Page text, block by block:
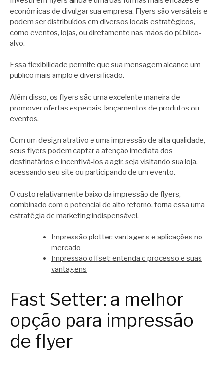
econômicas de divulgar sua empresa. Flyers são versáteis e
podem ser distribuídos em diversos locais estratégicos,
como eventos, lojas, ou diretamente nas mãos do público-
alvo.
Essa flexibilidade permite que sua mensagem alcance um
público mais amplo e diversificado.
Além disso, os flyers são uma excelente maneira de
promover ofertas especiais, lançamentos de produtos ou
eventos.
Com um design atrativo e uma impressão de alta qualidade,
seus flyers podem captar a atenção imediata dos
destinatários e incentivá-los a agir, seja visitando sua loja,
acessando seu site ou participando de um evento.
O custo relativamente baixo da impressão de flyers,
combinado com o potencial de alto retorno, torna essa uma
estratégia de marketing indispensável.
Impressão plotter: vantagens e aplicações no
mercado
Impressão offset: entenda o processo e suas
vantagens
Fast Setter: a melhor
opção para impressão
de flyer